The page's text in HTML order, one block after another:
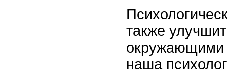
также
окружающими
наша